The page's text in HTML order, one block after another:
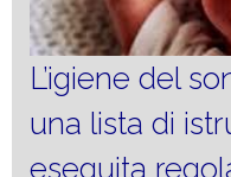
L’igiene del
una lista di
eseguita